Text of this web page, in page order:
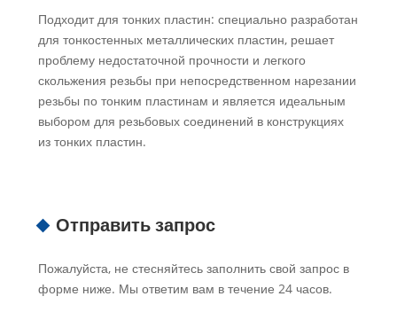
Подходит для тонких пластин: специально разработан
для тонкостенных металлических пластин, решает
проблему недостаточной прочности и легкого
скольжения резьбы при непосредственном нарезании
резьбы по тонким пластинам и является идеальным
выбором для резьбовых соединений в конструкциях
из тонких пластин.
Отправить запрос
Пожалуйста, не стесняйтесь заполнить свой запрос в
форме ниже. Мы ответим вам в течение 24 часов.